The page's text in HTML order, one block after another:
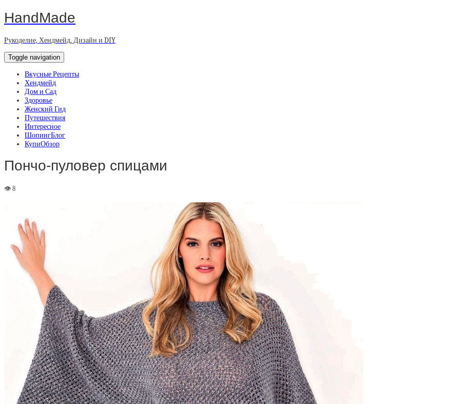
HandMade
Рукоделие, Хендмейд, Дизайн и DIY
Toggle navigation
Вкусные Рецепты
Хендмейд
Дом и Сад
Здоровье
Женский Гид
Путешествия
Интересное
ШопингБлог
КупиОбзор
Пончо-пуловер спицами